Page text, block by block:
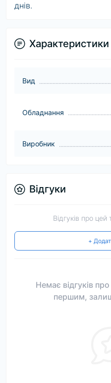
днів.
Характеристики
Вид
Обладнання
Виробник
Відгуки
Відгуків про
+
Немає відгуків
першим,